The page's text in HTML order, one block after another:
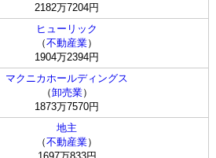
2182万7204円
ヒューリック
（不動産業）
1904万2394円
マクニカホールディングス
（卸売業）
1873万7570円
地主
（不動産業）